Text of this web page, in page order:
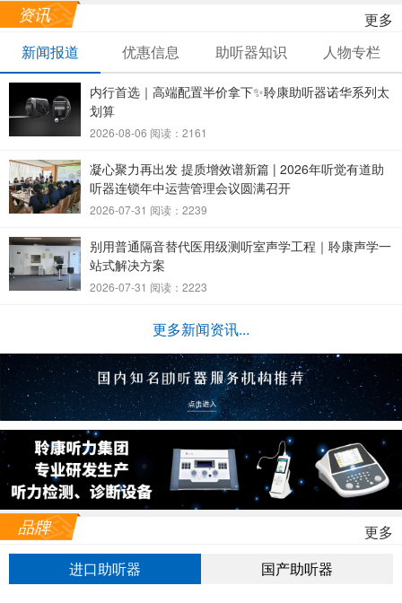
资讯
更多
新闻报道
优惠信息 助听器知识 人物专栏
内行首选｜高端配置半价拿下✨聆康助听器诺华系列太
划算
2026-08-06 阅读：2161
凝心聚力再出发 提质增效谱新篇 | 2026年听觉有道助
听器连锁年中运营管理会议圆满召开
2026-07-31 阅读：2239
别用普通隔音替代医用级测听室声学工程｜聆康声学一
站式解决方案
2026-07-31 阅读：2223
更多新闻资讯...
品牌
更多
进口助听器
国产助听器